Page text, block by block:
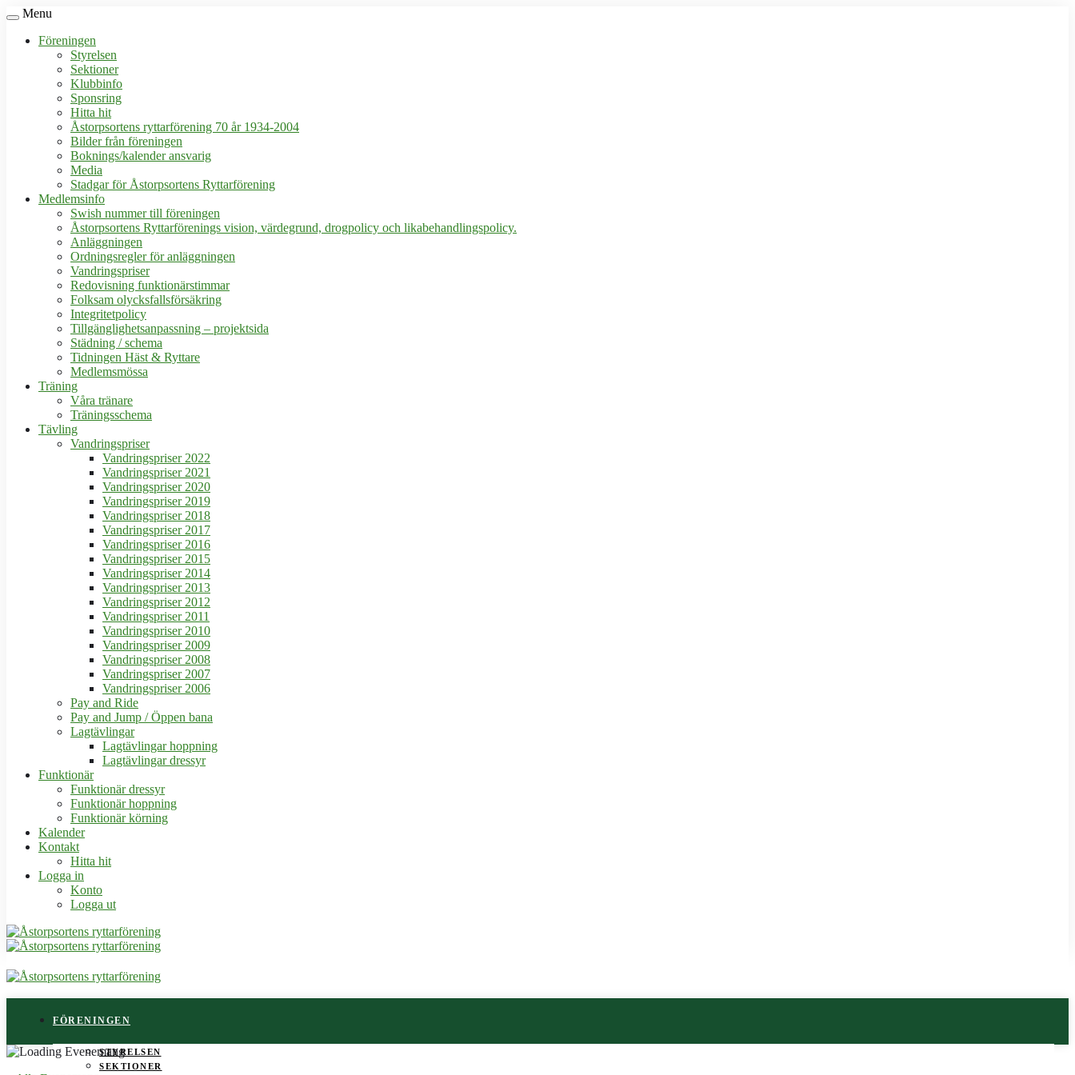
Menu
Föreningen
Styrelsen
Sektioner
Klubbinfo
Sponsring
Hitta hit
Åstorpsortens ryttarförening 70 år 1934-2004
Bilder från föreningen
Boknings/kalender ansvarig
Media
Stadgar för Åstorpsortens Ryttarförening
Medlemsinfo
Swish nummer till föreningen
Åstorpsortens Ryttarförenings vision, värdegrund, drogpolicy och likabehandlingspolicy.
Anläggningen
Ordningsregler för anläggningen
Vandringspriser
Redovisning funktionärstimmar
Folksam olycksfallsförsäkring
Integritetpolicy
Tillgänglighetsanpassning – projektsida
Städning / schema
Tidningen Häst & Ryttare
Medlemsmössa
Träning
Våra tränare
Träningsschema
Tävling
Vandringspriser
Vandringspriser 2022
Vandringspriser 2021
Vandringspriser 2020
Vandringspriser 2019
Vandringspriser 2018
Vandringspriser 2017
Vandringspriser 2016
Vandringspriser 2015
Vandringspriser 2014
Vandringspriser 2013
Vandringspriser 2012
Vandringspriser 2011
Vandringspriser 2010
Vandringspriser 2009
Vandringspriser 2008
Vandringspriser 2007
Vandringspriser 2006
Pay and Ride
Pay and Jump / Öppen bana
Lagtävlingar
Lagtävlingar hoppning
Lagtävlingar dressyr
Funktionär
Funktionär dressyr
Funktionär hoppning
Funktionär körning
Kalender
Kontakt
Hitta hit
Logga in
Konto
Logga ut
FÖRENINGEN
STYRELSEN
SEKTIONER